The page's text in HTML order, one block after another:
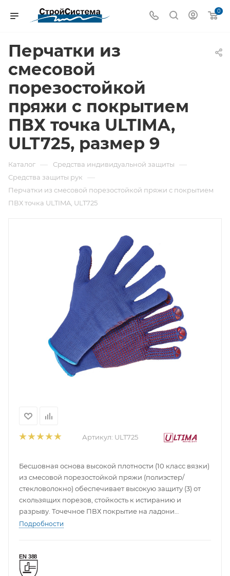
0
Перчатки из
смесовой
порезостойкой
пряжи с покрытием
ПВХ точка ULTIMA,
ULT725, размер 9
Каталог — Средства индивидуальной защиты —
Средства защиты рук —
Перчатки из смесовой порезостойкой пряжи с покрытием
ПВХ точка ULTIMA, ULT725
Артикул: ULT725
Бесшовная основа высокой плотности (10 класс вязки)
из смесовой порезостойкой пряжи (полиэстер/
стекловолокно) обеспечивает высокую защиту (3) от
скользящих порезов, стойкость к истиранию и
разрыву. Точечное ПВХ покрытие на ладони
обеспечивает отличный захват.
Подробности